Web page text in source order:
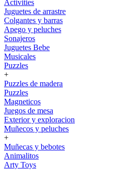
Activities
Juguetes de arrastre
Colgantes y barras
Apego y peluches
Sonajeros
Juguetes Bebe
Musicales
Puzzles
+
Puzzles de madera
Puzzles
Magneticos
Juegos de mesa
Exterior y exploracion
Muñecos y peluches
+
Muñecas y bebotes
Animalitos
Arty Toys